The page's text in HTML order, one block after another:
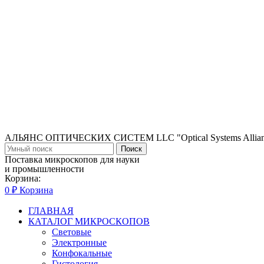
АЛЬЯНС ОПТИЧЕСКИХ СИСТЕМ LLC "Optical Systems
Поиск
Поставка микроскопов для науки
и промышленности
Корзина:
0 ₽ Корзина
ГЛАВНАЯ
КАТАЛОГ МИКРОСКОПОВ
Световые
Электронные
Конфокальные